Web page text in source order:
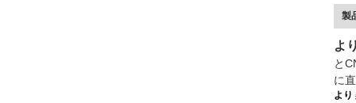
製
よ
と
に
より